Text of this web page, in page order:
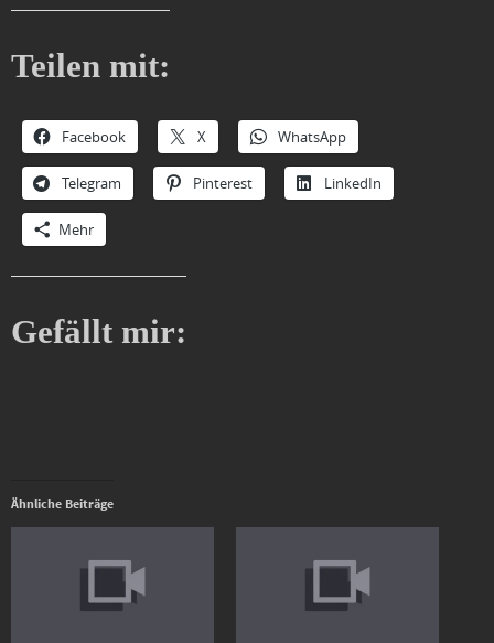
Teilen mit:
Facebook X WhatsApp
Telegram Pinterest LinkedIn
Mehr
Gefällt mir:
Ähnliche Beiträge